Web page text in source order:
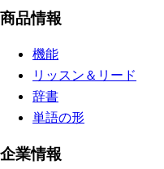
商品情報
機能
リッスン＆リード
辞書
単語の形
企業情報